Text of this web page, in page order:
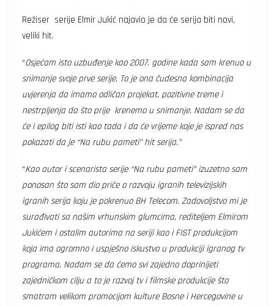
Režiser serije Elmir Jukić najavio je da će serija biti novi,
veliki hit.
“Osjećam isto uzbuđenje kao 2007. godine kada sam krenuo u
snimanje svoje prve serije. To je ona čudesna kombinacija
uvjerenja da imamo odličan projekat, pozitivne treme i
nestrpljenja da što prije krenemo u snimanje. Nadam se da
će i epilog biti isti kao tada i da će vrijeme koje je ispred nas
pokazati da je “Na rubu pameti” hit serija.”
“Kao autor i scenarista serije “Na rubu pameti” izuzetno sam
ponosan što sam dio priče o razvoju igranih televizijskih
igranih serija koju je pokrenuo BH Telecom. Zadovoljstvo mi je
surađivati sa našim vrhunskim glumcima, rediteljem Elmirom
Jukićem i ostalim autorima na seriji kao i FIST produkcijom
koja ima ogromno i uspješno iskustvo u produkciji igranog tv
programa. Nadam se da ćemo svi zajedno doprinijeti
zajedničkom cilju a to je razvoj tv i filmske produkcije što
smatram velikom promocijom kulture Bosne i Hercegovine u